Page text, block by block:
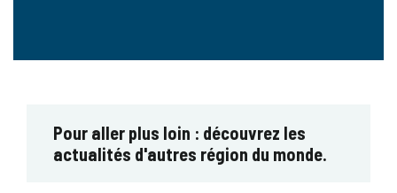
Pour aller plus loin : découvrez les
actualités d'autres région du monde.